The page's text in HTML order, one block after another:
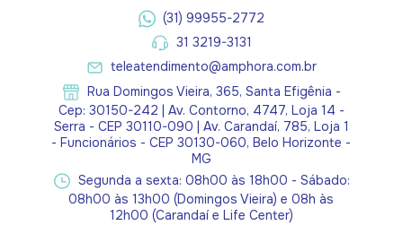
(31) 99955-2772
31 3219-3131
teleatendimento@amphora.com.br
Rua Domingos Vieira, 365, Santa Efigênia -
Cep: 30150-242 | Av. Contorno, 4747, Loja 14 -
Serra - CEP 30110-090 | Av. Carandaí, 785, Loja 1
- Funcionários - CEP 30130-060, Belo Horizonte -
MG
Segunda a sexta: 08h00 às 18h00 - Sábado:
08h00 às 13h00 (Domingos Vieira) e 08h às
12h00 (Carandaí e Life Center)